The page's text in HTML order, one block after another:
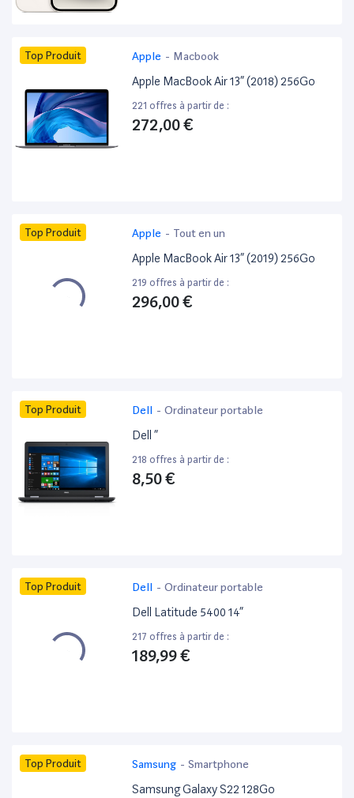
Top Produit Apple - Macbook
Apple MacBook Air 13” (2018) 256Go
221 offres à partir de :
272,00 €
Top Produit Apple - Tout en un
Apple MacBook Air 13” (2019) 256Go
219 offres à partir de :
296,00 €
Top Produit Dell - Ordinateur portable
Dell ”
218 offres à partir de :
8,50 €
Top Produit Dell - Ordinateur portable
Dell Latitude 5400 14”
217 offres à partir de :
189,99 €
Top Produit Samsung - Smartphone
Samsung Galaxy S22 128Go